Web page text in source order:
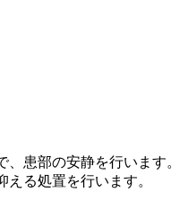
患部の安静を行います。
る処置を行います。